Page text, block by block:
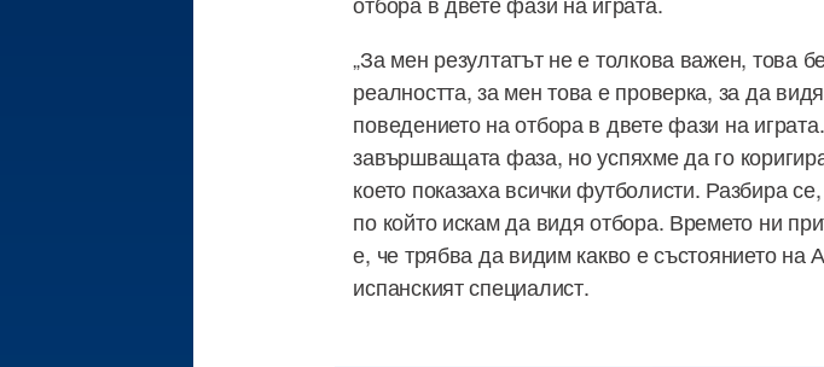
„За мен резултатът не е толкова важен, това
реалността, за мен това е проверка, за да
поведението на отбора в двете фази на
завършващата фаза, но успяхме да го
което показаха всички футболисти. Разбира
по който искам да видя отбора. Времето ни
е, че трябва да видим какво е състоянието на
испанският специалист.